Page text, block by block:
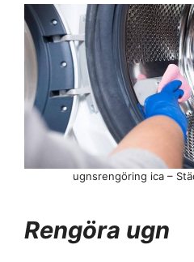
Rengöra ugn
ugnsrengöring ica –